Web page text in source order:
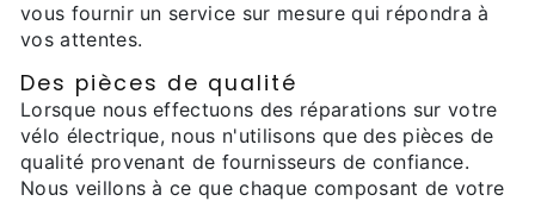
vous fournir un service sur mesure qui répondra à
vos attentes.
Des pièces de qualité
Lorsque nous effectuons des réparations sur votre
vélo électrique, nous n'utilisons que des pièces de
qualité provenant de fournisseurs de confiance.
Nous veillons à ce que chaque composant de votre